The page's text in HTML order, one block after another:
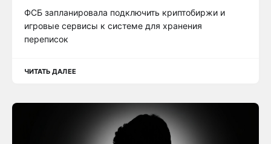
ФСБ запланировала подключить криптобиржи и
игровые сервисы к системе для хранения
переписок
ЧИТАТЬ ДАЛЕЕ